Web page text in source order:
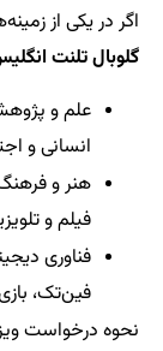
اگر در یکی از
گلوبال تلنت
علم و
انسانی و
هنر و
فیلم و
فناوری
فین‌تک،
نحوه درخواست